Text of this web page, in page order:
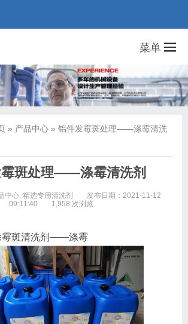
菜单
» 产品中心 » 铝件发霉斑处理——涤霉清洗
斑处理——涤霉清洗剂
中心, 精选专用清洗剂
发布日期：2021-11-12
09:11:40
1,958 次浏览
霉斑清洗剂——涤霉